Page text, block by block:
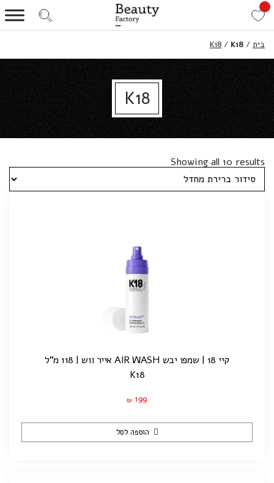
בית /
K18 / K18
K18
Showing all 10 results
קיי 18 | שמפו יבש AIR WASH אייר ווש | 118 מ"ל
K18
₪ 199
הוספה לסל